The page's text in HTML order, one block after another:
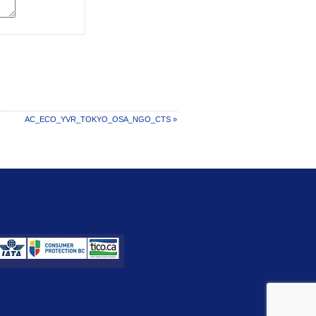
AC_ECO_YVR_TOKYO_OSA_NGO_CTS »